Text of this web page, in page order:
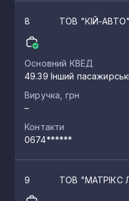
8 ТОВ "КІЙ-АВТО"
Основний КВЕД
49.39 Інший
Виручка, грн
–
Контакти
0674******
9 ТОВ "МАТРІКС